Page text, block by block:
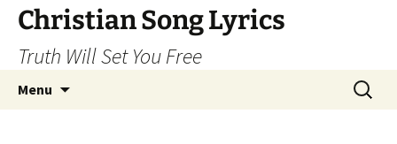
Skip
content
Christian Song Lyrics
Truth Will Set You Free
Menu
Search
for: